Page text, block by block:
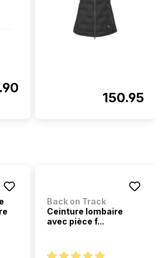
150.95
Back on Track
Ceinture lombaire
avec pièce f...